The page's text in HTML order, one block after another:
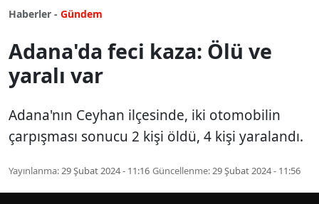
Haberler - Gündem
Adana'da feci kaza: Ölü ve
yaralı var
Adana'nın Ceyhan ilçesinde, iki otomobilin
çarpışması sonucu 2 kişi öldü, 4 kişi yaralandı.
Yayınlanma:29 Şubat 2024 - 11:16 Güncellenme:29 Şubat 2024 - 11:56